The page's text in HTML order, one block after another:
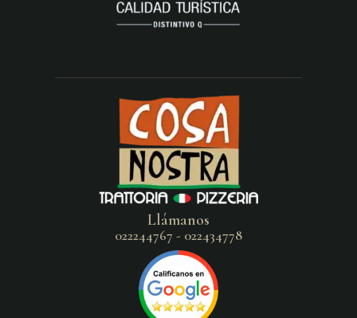
Llámanos
022244767 - 022434778